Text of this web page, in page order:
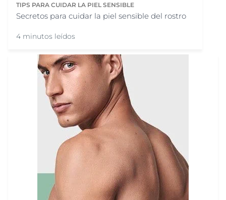
TIPS PARA CUIDAR LA PIEL SENSIBLE
Secretos para cuidar la piel sensible del rostro
4 minutos leídos